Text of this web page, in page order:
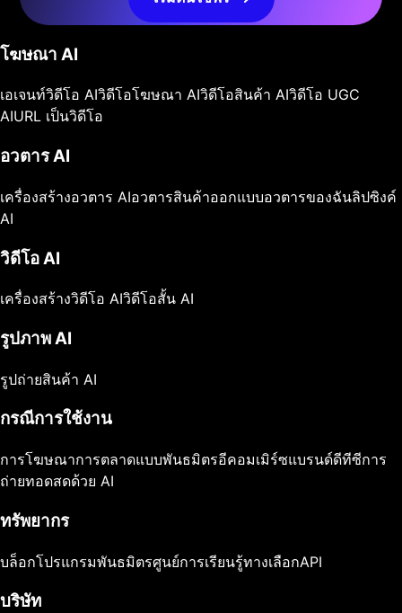
โฆษณา AI
เอเจนท์วิดีโอ AIวิดีโอโฆษณา AIวิดีโอสินค้า AIวิดีโอ UGC
AIURL เป็นวิดีโอ
อวตาร AI
เครื่องสร้างอวตาร AIอวตารสินค้าออกแบบอวตารของฉันลิปซิงค์
AI
วิดีโอ AI
เครื่องสร้างวิดีโอ AIวิดีโอสั้น AI
รูปภาพ AI
รูปถ่ายสินค้า AI
กรณีการใช้งาน
การโฆษณาการตลาดแบบพันธมิตรอีคอมเมิร์ซแบรนด์ดีทีซีการ
ถ่ายทอดสดด้วย AI
ทรัพยากร
บล็อกโปรแกรมพันธมิตรศูนย์การเรียนรู้ทางเลือกAPI
บริษัท